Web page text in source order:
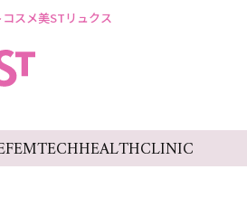
スメ美STリュクス
FEMTECHHEALTHCLINIC